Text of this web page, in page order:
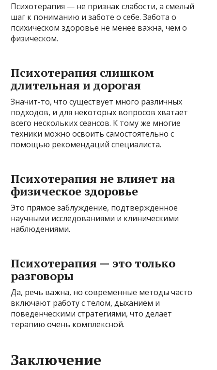
Психотерапия — не признак слабости, а смелый
шаг к пониманию и заботе о себе. Забота о
психическом здоровье не менее важна, чем о
физическом.
Психотерапия слишком
длительная и дорогая
Значит-то, что существует много различных
подходов, и для некоторых вопросов хватает
всего нескольких сеансов. К тому же многие
техники можно освоить самостоятельно с
помощью рекомендаций специалиста.
Психотерапия не влияет на
физическое здоровье
Это прямое заблуждение, подтверждённое
научными исследованиями и клиническими
наблюдениями.
Психотерапия — это только
разговоры
Да, речь важна, но современные методы часто
включают работу с телом, дыханием и
поведенческими стратегиями, что делает
терапию очень комплексной.
Заключение